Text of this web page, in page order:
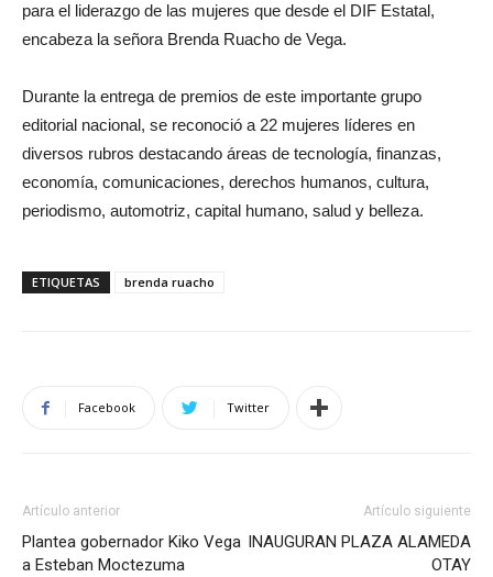
para el liderazgo de las mujeres que desde el DIF Estatal,
encabeza la señora Brenda Ruacho de Vega.
Durante la entrega de premios de este importante grupo
editorial nacional, se reconoció a 22 mujeres líderes en
diversos rubros destacando áreas de tecnología, finanzas,
economía, comunicaciones, derechos humanos, cultura,
periodismo, automotriz, capital humano, salud y belleza.
ETIQUETAS brenda ruacho
Facebook Twitter
Artículo anterior
Plantea gobernador Kiko Vega
a Esteban Moctezuma
Artículo siguiente
INAUGURAN PLAZA ALAMEDA
OTAY